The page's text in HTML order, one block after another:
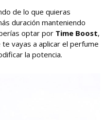
de lo que quieras
duración manteniendo
optar por Time Boost,
vayas a aplicar el perfume
la potencia.